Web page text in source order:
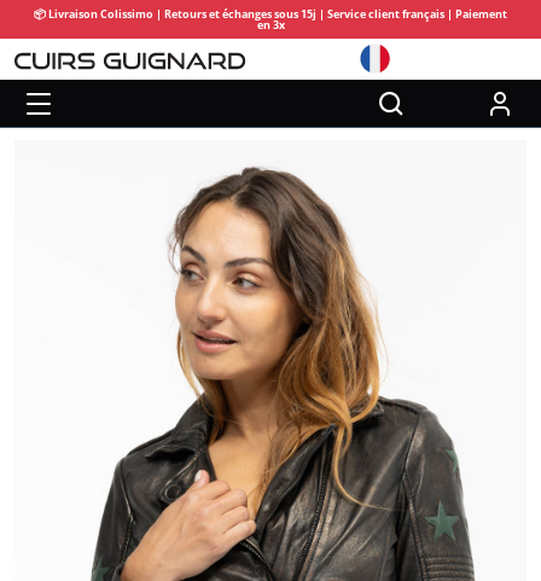
📦 Livraison Colissimo | Retours et échanges sous 15j | Service client français | Paiement
en 3x